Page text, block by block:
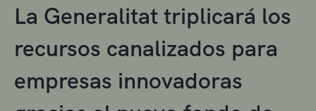
La Generalitat triplicará los
recursos canalizados para
empresas innovadoras